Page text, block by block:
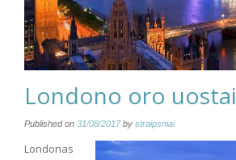
Londono oro uostai
Published on 31/08/2017by straipsniai
Londonas